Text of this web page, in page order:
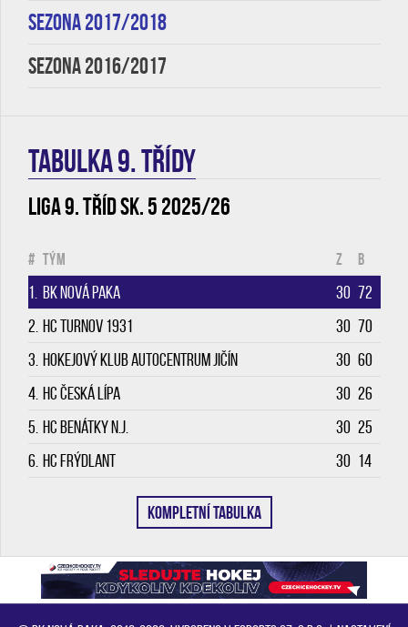
SEZONA 2017/2018
SEZONA 2016/2017
TABULKA 9. třídy
Liga 9. tříd sk. 5 2025/26
# Tým Z B
1. BK Nová Paka 30 72
2. HC Turnov 1931 30 70
3. Hokejový klub Autocentrum Jičín 30 60
4. HC Česká Lípa 30 26
5. HC Benátky n.J. 30 25
6. HC Frýdlant 30 14
KOMPLETNÍ TABULKA